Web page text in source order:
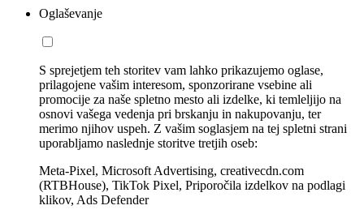
Oglaševanje
S sprejetjem teh storitev vam lahko prikazujemo oglase,
prilagojene vašim interesom, sponzorirane vsebine ali
promocije za naše spletno mesto ali izdelke, ki temleljijo na
osnovi vašega vedenja pri brskanju in nakupovanju, ter
merimo njihov uspeh. Z vašim soglasjem na tej spletni strani
uporabljamo naslednje storitve tretjih oseb:
Meta-Pixel, Microsoft Advertising, creativecdn.com
(RTBHouse), TikTok Pixel, Priporočila izdelkov na podlagi
klikov, Ads Defender